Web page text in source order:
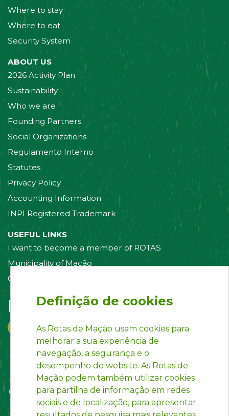
Where to stay
Where to eat
Security System
ABOUT US
2026 Activity Plan
Sustainability
Who we are
Founding Partners
Social Organizations
Regulamento Interno
Statutes
Privacy Policy
Accounting Information
INPI Registered Trademark
USEFUL LINKS
I want to become a member of ROTAS
Municipality of Mação
Contact us
Follow us on:
Definição de cookies
As Rotas de Mação usam cookies para
melhorar a sua experiência de
navegação, a segurança e o
desempenho do website. As Rotas de
Mação podem também utilizar cookies
para partilha de informação em redes
sociais e de localização, para apresentar